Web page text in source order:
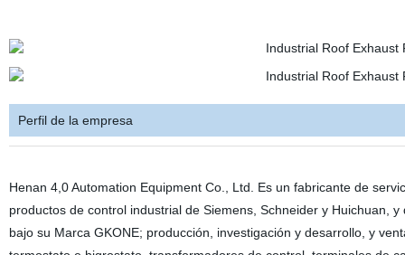
Perfil de la empresa
Henan 4,0 Automation Equipment Co., Ltd. Es un fabricante de
productos de control industrial de Siemens, Schneider y Huichuan,
bajo su Marca GKONE; producción, investigación y desarrollo, y